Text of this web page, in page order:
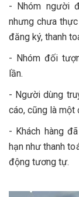
- Nhóm người
nhưng chưa
đăng ký, thanh
- Nhóm đối
lần.
- Người dùng
cáo, cũng là một
- Khách hàng
hạn như thanh
động tương tự.